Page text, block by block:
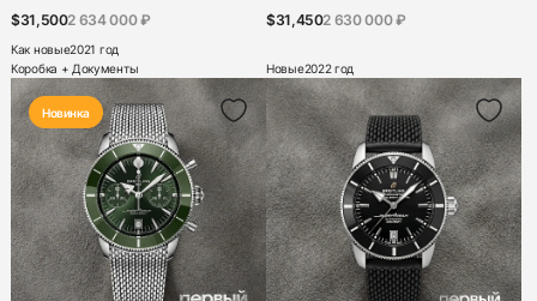
$31,5002 634 000 ₽
Как новые2021 год
Коробка + Документы
$31,4502 630 000 ₽
Новые2022 год
Новинка